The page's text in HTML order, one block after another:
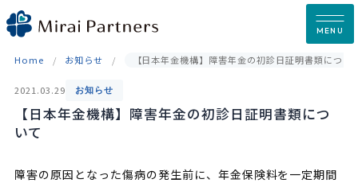
Skip
to
MENU
Home お知らせ 【日本年金機構】障害年金の初診日証明書類につい
2021.03.29 お知らせ
【日本年金機構】障害年金の初診日証明書類につ
いて
障害の原因となった傷病の発生前に、年金保険料を一定期間